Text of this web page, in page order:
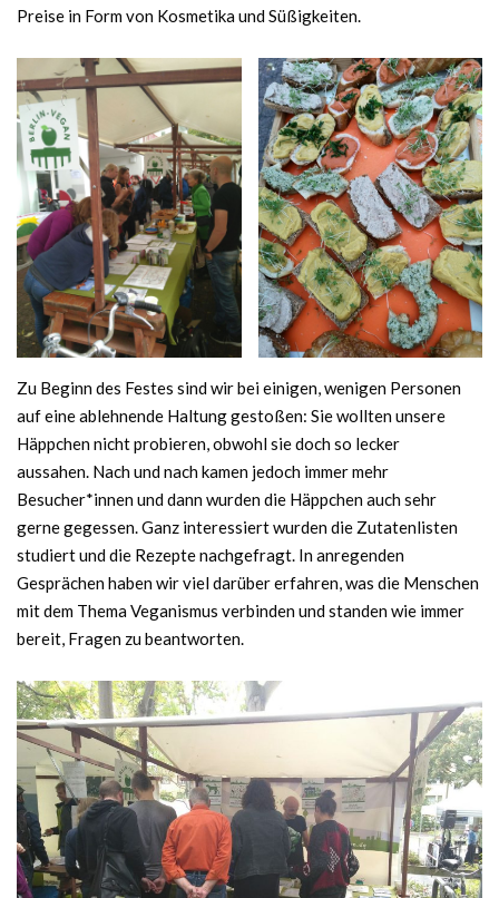
Preise in Form von Kosmetika und Süßigkeiten.
Zu Beginn des Festes sind wir bei einigen, wenigen Personen
auf eine ablehnende Haltung gestoßen: Sie wollten unsere
Häppchen nicht probieren, obwohl sie doch so lecker
aussahen. Nach und nach kamen jedoch immer mehr
Besucher*innen und dann wurden die Häppchen auch sehr
gerne gegessen. Ganz interessiert wurden die Zutatenlisten
studiert und die Rezepte nachgefragt. In anregenden
Gesprächen haben wir viel darüber erfahren, was die Menschen
mit dem Thema Veganismus verbinden und standen wie immer
bereit, Fragen zu beantworten.